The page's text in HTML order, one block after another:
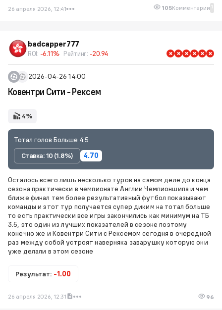
26 апреля 2026, 12:41 105Комментарии 1
badcapper777
ROI: -6.11% Рейтинг: -20.94
2026-04-26 14:00
4%
Ковентри Сити - Рексем
Тотал голов Больше 4.5
Ставка: 10 (1.8%)
4.70
Осталось всего лишь несколько туров на самом деле до конца
сезона практически в чемпионате Англии Чемпионшипа и чем
ближе финал тем более результативный футбол показывают
команды и этот тур получается супер диким на тотал больше
то есть практически все игры закончились как минимум на ТБ
3.5, это один из лучших показателей в сезоне поэтому
конечно же и Ковентри Сити с Рексемом сегодня в очередной
раз между собой устроят наверняка заварушку которую они
уже делали в этом сезоне
Результат: -1.00
26 апреля 2026, 12:31 96